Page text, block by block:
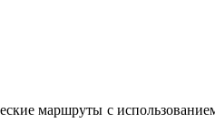
маршруты с